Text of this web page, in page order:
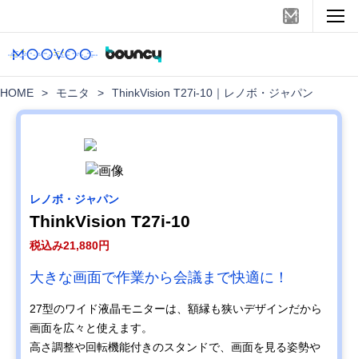
HOME > モニタ > ThinkVision T27i-10｜レノボ・ジャパン
レノボ・ジャパン
ThinkVision T27i-10
税込み21,880円
大きな画面で作業から会議まで快適に！
27型のワイド液晶モニターは、額縁も狭いデザインだから
画面を広々と使えます。
高さ調整や回転機能付きのスタンドで、画面を見る姿勢や